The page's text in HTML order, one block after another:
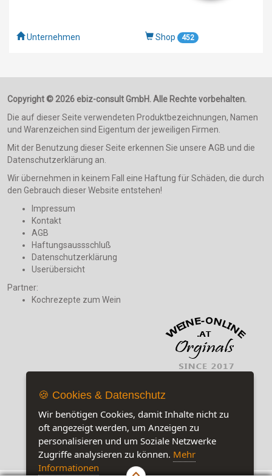
Unternehmen Shop 452
Copyright © 2026 ebiz-consult GmbH. Alle Rechte vorbehalten.
Die auf dieser Seite verwendeten Produktbezeichnungen, Namen
und Warenzeichen sind Eigentum der jeweiligen Firmen.
Mit der Benutzung dieser Seite erkennen Sie unsere AGB und die
Datenschutzerklärung an.
Wir übernehmen in keinem Fall eine Haftung für Schäden, die durch
den Gebrauch dieser Website entstehen!
Impressum
Kontakt
AGB
Haftungsaussschluß
Datenschutzerklärung
Userübersicht
Partner:
Kochrezepte zum Wein
Jetzt auf unserer Seite:
🍪 Cookies & Datenschutz
Wir benötigen Cookies, damit Inhalte nicht zu
oft angezeigt werden, um Anzeigen zu
personalisieren und um Soziale Netzwerke
Zugriffe analysieren zu können. Mehr
Informationen